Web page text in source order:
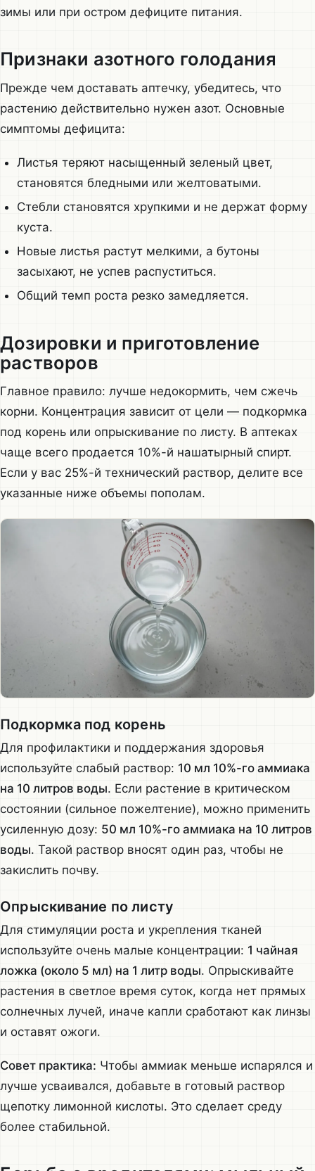
зимы или при остром дефиците питания.
Признаки азотного голодания
Прежде чем доставать аптечку, убедитесь, что
растению действительно нужен азот. Основные
симптомы дефицита:
Листья теряют насыщенный зеленый цвет,
становятся бледными или желтоватыми.
Стебли становятся хрупкими и не держат форму
куста.
Новые листья растут мелкими, а бутоны
засыхают, не успев распуститься.
Общий темп роста резко замедляется.
Дозировки и приготовление
растворов
Главное правило: лучше недокормить, чем сжечь
корни. Концентрация зависит от цели — подкормка
под корень или опрыскивание по листу. В аптеках
чаще всего продается 10%-й нашатырный спирт.
Если у вас 25%-й технический раствор, делите все
указанные ниже объемы пополам.
Подкормка под корень
Для профилактики и поддержания здоровья
используйте слабый раствор: 10 мл 10%-го аммиака
на 10 литров воды. Если растение в критическом
состоянии (сильное пожелтение), можно применить
усиленную дозу: 50 мл 10%-го аммиака на 10 литров
воды. Такой раствор вносят один раз, чтобы не
закислить почву.
Опрыскивание по листу
Для стимуляции роста и укрепления тканей
используйте очень малые концентрации: 1 чайная
ложка (около 5 мл) на 1 литр воды. Опрыскивайте
растения в светлое время суток, когда нет прямых
солнечных лучей, иначе капли сработают как линзы
и оставят ожоги.
Совет практика: Чтобы аммиак меньше испарялся и
лучше усваивался, добавьте в готовый раствор
щепотку лимонной кислоты. Это сделает среду
более стабильной.